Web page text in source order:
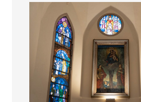
Interno della Chiesa di Alberone